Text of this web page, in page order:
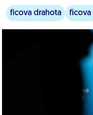
ficova drahota
ficova
zahraničná politika